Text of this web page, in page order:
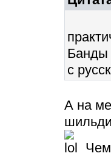
с
А на
Чем